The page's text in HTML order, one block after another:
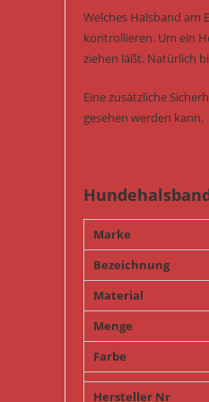
Welches Halsband am
kontrollieren. Um ein
ziehen läßt. Natürlich
Eine zusätzliche
gesehen werden kann.
Marke
Bezeichnung
Material
Menge
Farbe
Hersteller Nr